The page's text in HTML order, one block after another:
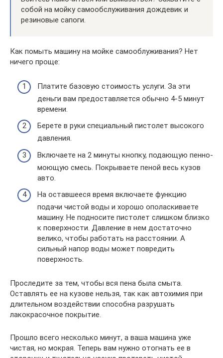
собой на мойку самообслуживания дождевик и
резиновые сапоги.
Как помыть машину на мойке самооблуживания? Нет
ничего проще:
Платите базовую стоимость услуги. За эти
деньги вам предоставляется обычно 4-5 минут
времени.
Берете в руки специальный пистолет высокого
давления.
Включаете на 2 минуты кнопку, подающую пенно-
моющую смесь. Покрываете пеной весь кузов
авто.
На оставшееся время включаете функцию
подачи чистой воды и хорошо ополаскиваете
машину. Не подносите пистолет слишком близко
к поверхности. Давление в нем достаточно
велико, чтобы работать на расстоянии. А
сильный напор воды может повредить
поверхность.
Проследите за тем, чтобы вся пена была смыта.
Оставлять ее на кузове нельзя, так как автохимия при
длительном воздействии способна разрушать
лакокрасочное покрытие.
Прошло всего несколько минут, а ваша машина уже
чистая, но мокрая. Теперь вам нужно отогнать ее в